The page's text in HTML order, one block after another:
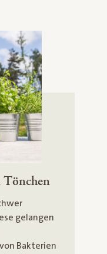
Tönchen
gelangen
Bakterien